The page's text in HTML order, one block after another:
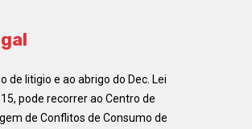
de litigio e ao abrigo do Dec. Lei
pode recorrer ao Centro de
de Conflitos de Consumo de